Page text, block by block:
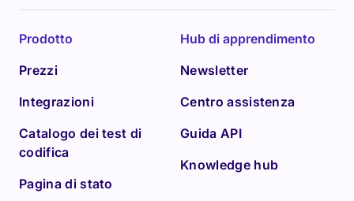
Prodotto
Prezzi
Integrazioni
Catalogo dei test di
codifica
Pagina di stato
Hub di apprendimento
Newsletter
Centro assistenza
Guida API
Knowledge hub